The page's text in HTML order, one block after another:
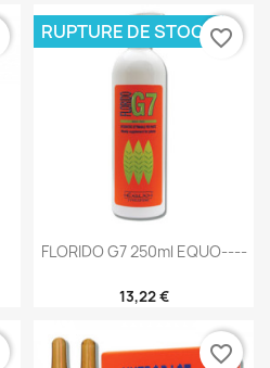
FLORIDO G7 250ml EQUO----
13,22 €
RUPTURE DE STOCKfavorite_border
favorite_border